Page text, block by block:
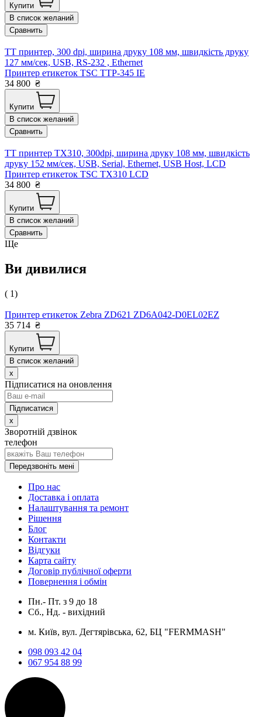
Купити
В список желаний
Сравнить
TT принтер, 300 dpi, ширина друку 108 мм, швидкість друку
127 мм/сек, USB, RS-232 , Ethernet
Принтер етикеток TSC TTP-345 ІЕ
34 800 ₴
Купити
В список желаний
Сравнить
TT принтер TX310, 300dpi, ширина друку 108 мм, швидкість
друку 152 мм/сек, USB, Serial, Ethernet, USB Host, LCD
Принтер етикеток TSC TX310 LCD
34 800 ₴
Купити
В список желаний
Сравнить
Ще
Ви дивилися
( 1)
Принтер етикеток Zebra ZD621 ZD6A042-D0EL02EZ
35 714 ₴
Купити
В список желаний
x
Підписатися на оновлення
x
Зворотній дзвінок
телефон
Передзвоніть мені
Про нас
Доставка і оплата
Налаштування та ремонт
Рішення
Блог
Контакти
Відгуки
Карта сайту
Договір публічної оферти
Повернення і обмін
Пн.- Пт. з 9 до 18
Сб., Нд. - вихідний
м. Київ, вул. Дегтярівська, 62, БЦ "FERMMASH"
098 093 42 04
067 954 88 99